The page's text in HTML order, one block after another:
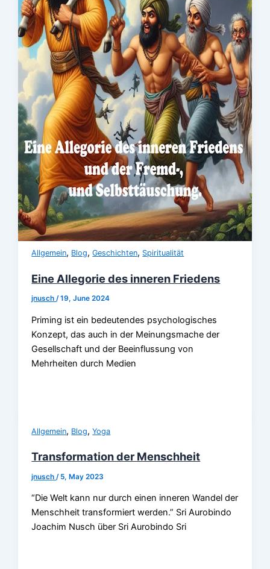
Allgemein, Blog,Geschichten, Spiritualität
Eine Allegorie des inneren Friedens
jnusch/19, June 2024
Priming ist ein bedeutendes psychologisches
Konzept, das auch in der Meinungsmache der
Gesellschaft und der Beeinflussung von
Mehrheiten durch Medien
Allgemein, Blog,Yoga
Transformation der Menschheit
jnusch / 5, May 2023
“Die Welt kann nur durch einen inneren Wandel der
Menschheit transformiert werden.” Sri Aurobindo
Joachim Nusch über Sri Aurobindo Sri